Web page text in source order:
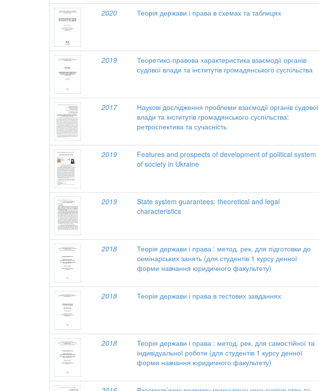
2020 Теорія держави і права в схемах та таблицях
2019
Теоретико-правова характеристика взаємодії органів
судової влади та інститутів громадянського суспільства
2017
Наукові дослідження проблеми взаємодії органів судової
влади та інститутів громадянського суспільства:
ретроспектива та сучасність
2019
Features and prospects of development of political system
of society in Ukraine
2019
State system guarantees: theoretical and legal
characteristics
2018
Теорія держави і права : метод. рек. для підготовки до
семінарських занять (для студентів 1 курсу денної
форми навчання юридичного факультету)
2018 Теорія держави і права в тестових завданнях
2018
Теорія держави і права : метод. рек. для самостійної та
індивідуальної роботи (для студентів 1 курсу денної
форми навчання юридичного факультету)